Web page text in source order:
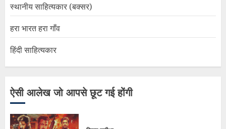
स्थानीय साहित्यकार (बक्सर)
हरा भारत हरा गाँव
हिंदी साहित्यकार
ऐसी आलेख जो आपसे छूट गई होंगी